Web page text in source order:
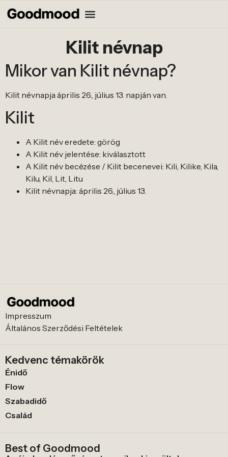
Kilit névnap
Mikor van Kilit névnap?
Kilit névnapja április 26., július 13. napján van.
Kilit
A Kilit név eredete: görög
A Kilit név jelentése: kiválasztott
A Kilit név becézése / Kilit becenevei: Kili, Kilike, Kila,
Kilu, Kil, Lit, Litu
Kilit névnapja: április 26., július 13.
Impresszum
Általános Szerződési Feltételek
Kedvenc témakörök
Énidő
Flow
Szabadidő
Család
Best of Goodmood